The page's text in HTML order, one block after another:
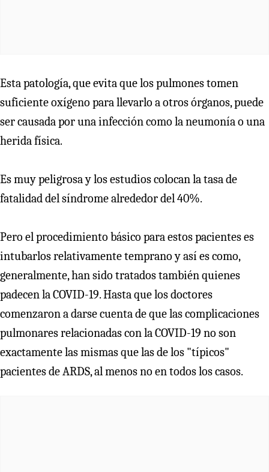
Esta patología, que evita que los pulmones tomen
suficiente oxígeno para llevarlo a otros órganos, puede
ser causada por una infección como la neumonía o una
herida física.
Es muy peligrosa y los estudios colocan la tasa de
fatalidad del síndrome alrededor del 40%.
Pero el procedimiento básico para estos pacientes es
intubarlos relativamente temprano y así es como,
generalmente, han sido tratados también quienes
padecen la COVID-19. Hasta que los doctores
comenzaron a darse cuenta de que las complicaciones
pulmonares relacionadas con la COVID-19 no son
exactamente las mismas que las de los "típicos"
pacientes de ARDS, al menos no en todos los casos.